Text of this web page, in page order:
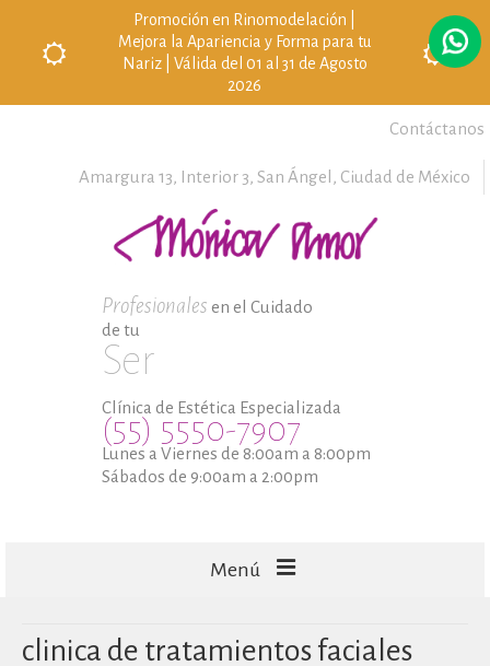
Promoción en Rinomodelación |
Mejora la Apariencia y Forma para tu
Nariz | Válida del 01 al 31 de Agosto
2026
Contáctanos
Amargura 13, Interior 3, San Ángel, Ciudad de México
Profesionales en el Cuidado
de tu
Ser
Clínica de Estética Especializada
(55) 5550-7907
Lunes a Viernes de 8:00am a 8:00pm
Sábados de 9:00am a 2:00pm
Menú
clinica de tratamientos faciales